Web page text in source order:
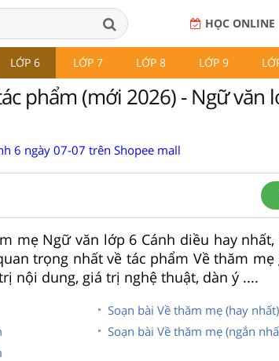
HỌC ONLINE
LỚP 6 LỚP 7 LỚP 8 LỚP 9
phẩm (mới 2026) - Ngữ văn
6 ngày 07-07 trên Shopee mall
mẹ Ngữ văn lớp 6 Cánh diều hay
trọng nhất về tác phẩm Về thăm mẹ
nội dung, giá trị nghệ thuật, dàn ý ....
Soạn bài Về thăm mẹ (hay nhất)
Soạn bài Về thăm mẹ (ngắn